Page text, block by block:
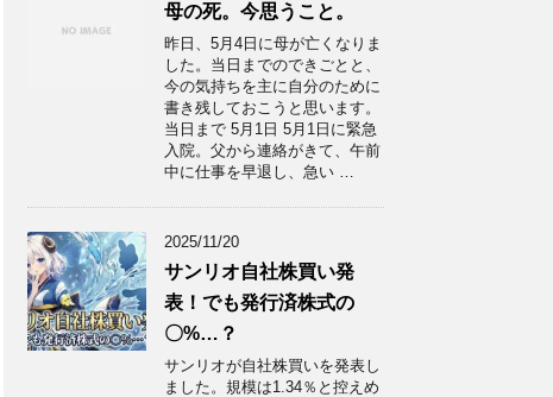
母の死。今思うこと。
昨日、5月4日に母が亡くなりま
した。当日までのできごとと、
今の気持ちを主に自分のために
書き残しておこうと思います。
当日まで 5月1日 5月1日に緊急
入院。父から連絡がきて、午前
中に仕事を早退し、急い …
2025/11/20
サンリオ自社株買い発
表！でも発行済株式の
〇%…？
サンリオが自社株買いを発表し
ました。規模は1.34％と控えめ